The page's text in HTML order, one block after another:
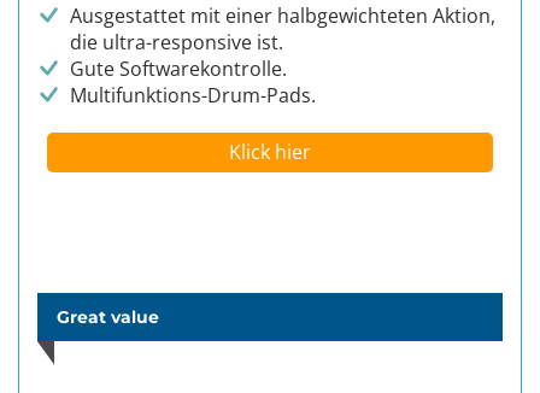
Ausgestattet mit einer halbgewichteten Aktion,
die ultra-responsive ist.
Gute Softwarekontrolle.
Multifunktions-Drum-Pads.
Klick hier
Great value